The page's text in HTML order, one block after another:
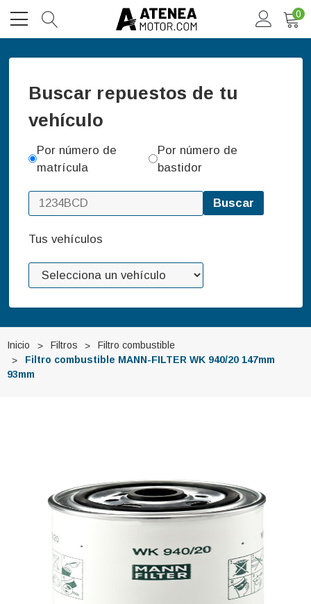
0
Buscar repuestos de tu
vehículo
Por número de
matrícula
Por número de
bastidor
Buscar
Tus vehículos
Inicio Filtros
Filtro combustible
Filtro combustible MANN-FILTER WK 940/20 147mm
93mm